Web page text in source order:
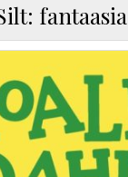
fantaasia